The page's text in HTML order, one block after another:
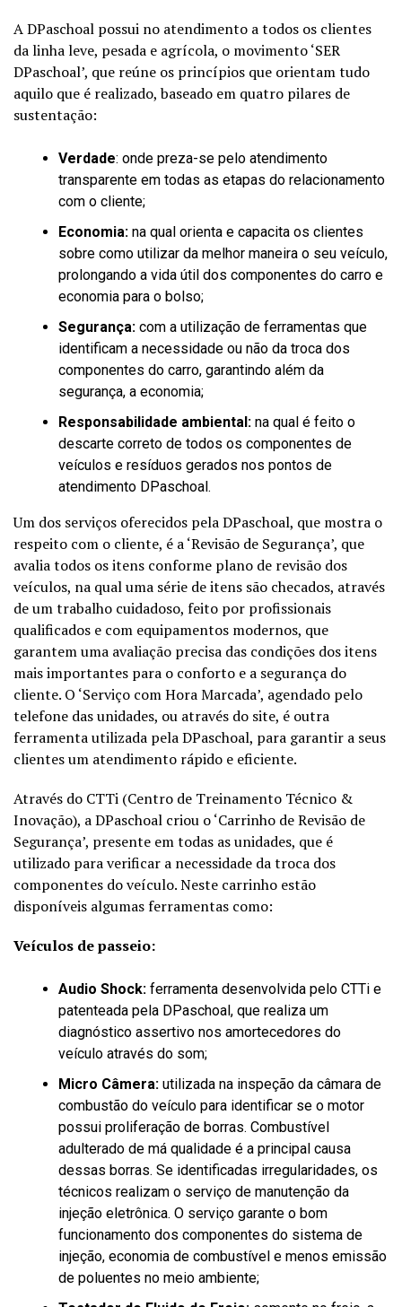
A DPaschoal possui no atendimento a todos os clientes
da linha leve, pesada e agrícola, o movimento ‘SER
DPaschoal’, que reúne os princípios que orientam tudo
aquilo que é realizado, baseado em quatro pilares de
sustentação:
Verdade: onde preza-se pelo atendimento
transparente em todas as etapas do relacionamento
com o cliente;
Economia: na qual orienta e capacita os clientes
sobre como utilizar da melhor maneira o seu veículo,
prolongando a vida útil dos componentes do carro e
economia para o bolso;
Segurança: com a utilização de ferramentas que
identificam a necessidade ou não da troca dos
componentes do carro, garantindo além da
segurança, a economia;
Responsabilidade ambiental: na qual é feito o
descarte correto de todos os componentes de
veículos e resíduos gerados nos pontos de
atendimento DPaschoal.
Um dos serviços oferecidos pela DPaschoal, que mostra o
respeito com o cliente, é a ‘Revisão de Segurança’, que
avalia todos os itens conforme plano de revisão dos
veículos, na qual uma série de itens são checados, através
de um trabalho cuidadoso, feito por profissionais
qualificados e com equipamentos modernos, que
garantem uma avaliação precisa das condições dos itens
mais importantes para o conforto e a segurança do
cliente. O ‘Serviço com Hora Marcada’, agendado pelo
telefone das unidades, ou através do site, é outra
ferramenta utilizada pela DPaschoal, para garantir a seus
clientes um atendimento rápido e eficiente.
Através do CTTi (Centro de Treinamento Técnico &
Inovação), a DPaschoal criou o ‘Carrinho de Revisão de
Segurança’, presente em todas as unidades, que é
utilizado para verificar a necessidade da troca dos
componentes do veículo. Neste carrinho estão
disponíveis algumas ferramentas como:
Veículos de passeio:
Audio Shock: ferramenta desenvolvida pelo CTTi e
patenteada pela DPaschoal, que realiza um
diagnóstico assertivo nos amortecedores do
veículo através do som;
Micro Câmera: utilizada na inspeção da câmara de
combustão do veículo para identificar se o motor
possui proliferação de borras. Combustível
adulterado de má qualidade é a principal causa
dessas borras. Se identificadas irregularidades, os
técnicos realizam o serviço de manutenção da
injeção eletrônica. O serviço garante o bom
funcionamento dos componentes do sistema de
injeção, economia de combustível e menos emissão
de poluentes no meio ambiente;